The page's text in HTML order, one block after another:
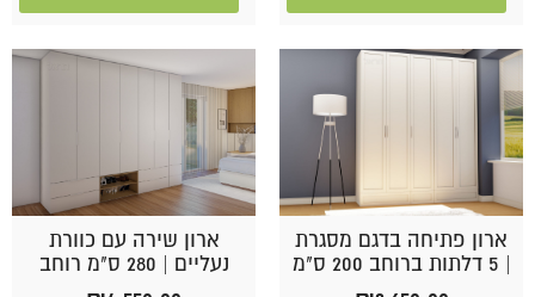
ארון פתיחה בדגם מסגרת
ארון שירה עם כוורת
נעליים | 280 ס"מ רוחב